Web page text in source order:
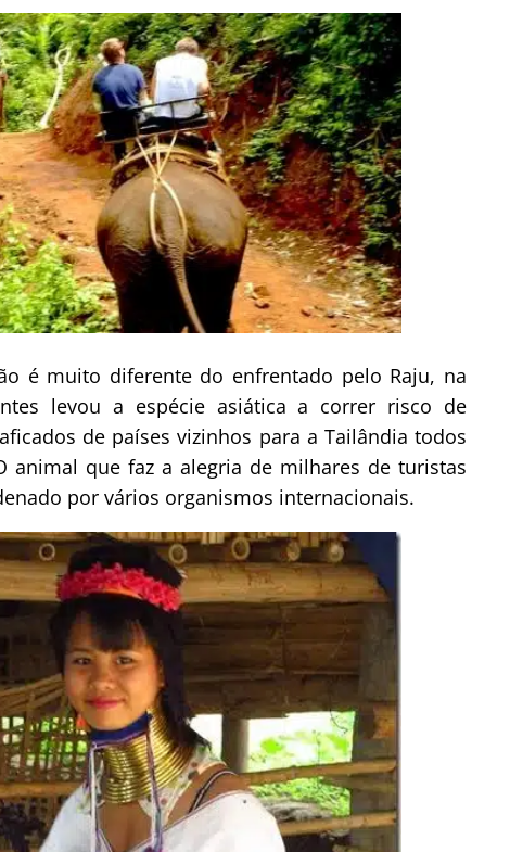
é muito diferente do enfrentado pelo Raju, na
levou a espécie asiática a correr risco de
de países vizinhos para a Tailândia todos
que faz a alegria de milhares de turistas
por vários organismos internacionais.